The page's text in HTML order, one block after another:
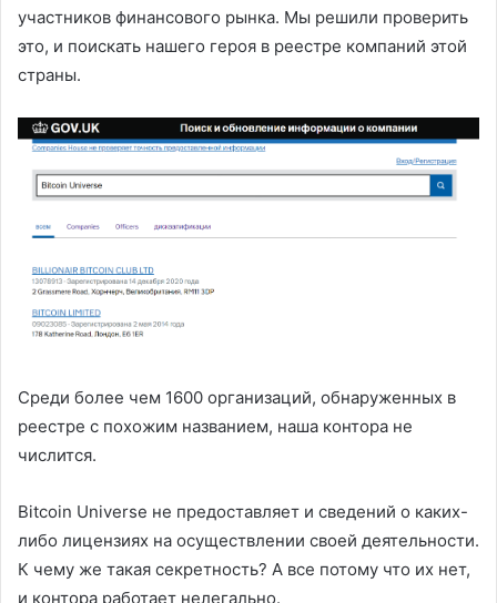
участников финансового рынка. Мы решили проверить
это, и поискать нашего героя в реестре компаний этой
страны.
Среди более чем 1600 организаций, обнаруженных в
реестре с похожим названием, наша контора не
числится.
Bitcoin Universe не предоставляет и сведений о каких-
либо лицензиях на осуществлении своей деятельности.
К чему же такая секретность? А все потому что их нет,
и контора работает нелегально.